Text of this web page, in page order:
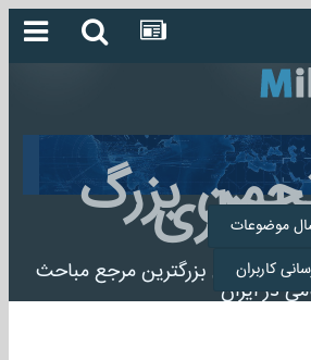
بزرگ
میلیتاری بزرگترین مرجع مباحث
در ایران
موضوعات
کاربران